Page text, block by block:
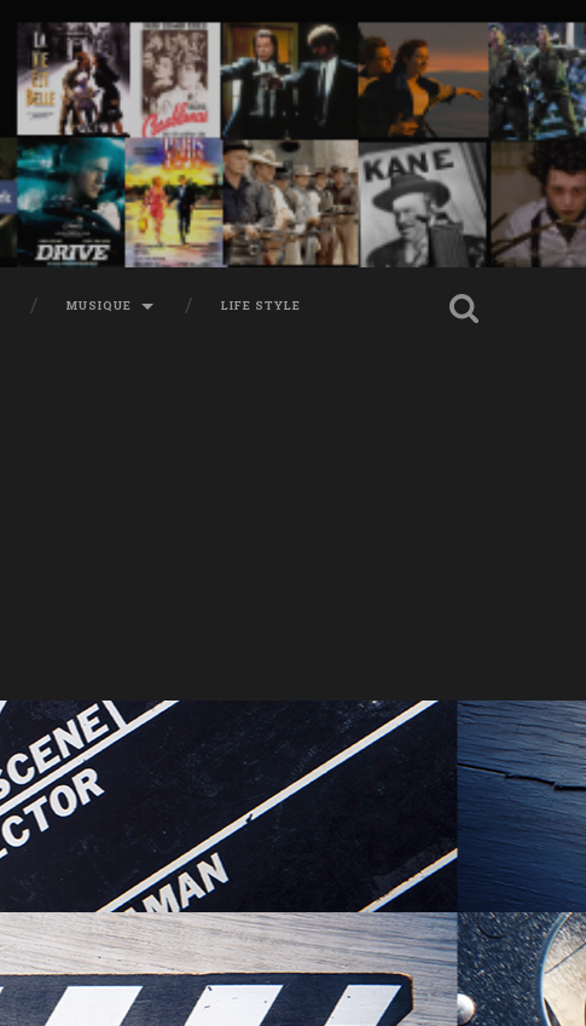
MUSIQUE LIFE STYLE